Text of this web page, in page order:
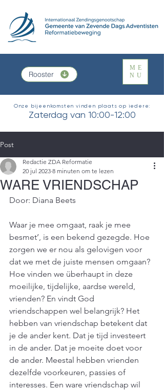
Rooster
ME
NU
Onze bijeenkomsten vinden plaats op iedere:
Zaterdag van 10:00-12:00
Post
WARE VRIENDSCHAP
Redactie ZDA Reformatie
20 jul 2023 8 minuten om te lezen
Door: Diana Beets
Waar je mee omgaat, raak je mee
besmet’, is een bekend gezegde. Hoe
zorgen we er nou als gelovigen voor
dat we met de juiste mensen omgaan?
Hoe vinden we überhaupt in deze
moeilijke, tijdelijke, aardse wereld,
vrienden? En vindt God
vriendschappen wel belangrijk? Het
hebben van vriendschap betekent dat
je de ander kent. Dat je tijd investeert
in de ander. Dat je moeite doet voor
de ander. Meestal hebben vrienden
dezelfde voorkeuren, passies of
interesses. Een ware vriendschap wil